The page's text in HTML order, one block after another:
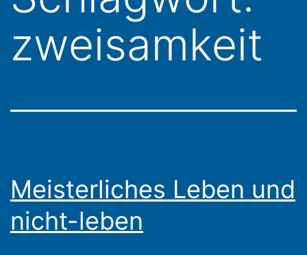
zweisamkeit
Meisterliches Leben und
nicht-leben